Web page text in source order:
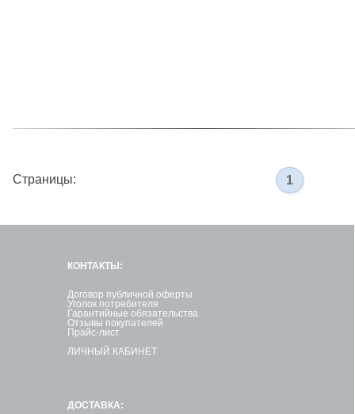
Страницы: 1
КОНТАКТЫ:
Договор публичной оферты
Уголок потребителя
Гарантийные обязательства
Отзывы покупателей
Прайс-лист
ЛИЧНЫЙ КАБИНЕТ
ДОСТАВКА: